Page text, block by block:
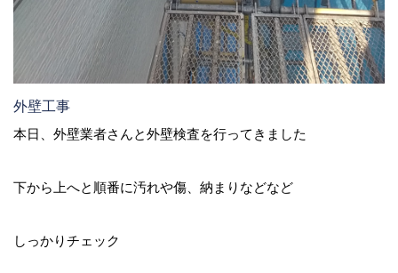
外壁工事
本日、外壁業者さんと外壁検査を行ってきました
下から上へと順番に汚れや傷、納まりなどなど
しっかりチェック